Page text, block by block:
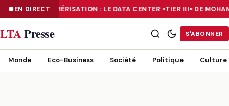
EN DIRECTNUMÉRISATION : LE DATA CENTER «TIER III» DE
NUMÉRISATION : LE DATA CENTER «TIER III» DE MOHAMMADIA, UN
LTAPresse S'ABONNER
Monde Eco-Business Société Politique Culture